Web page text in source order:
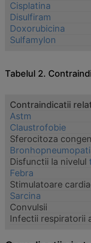
Cisplatina
Disulfiram
Doxorubicina
Sulfamylon
Tabelul 2.
Contraindicatii
Astm
Claustrofobie
Sferocitoza
Disfunctii la nivelul
Febra
Stimulatoare
Sarcina
Convulsii
Infectii respiratorii